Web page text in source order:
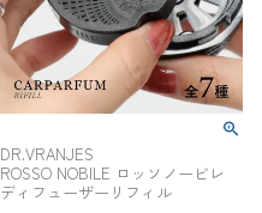
DR.VRANJES
ROSSO NOBILE ロッソノービレ
ディフューザーリフィル